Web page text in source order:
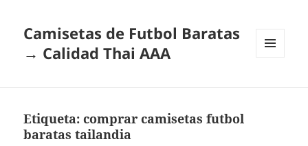
Camisetas de Futbol Baratas
→ Calidad Thai AAA
Etiqueta:comprar camisetas futbol
baratas tailandia